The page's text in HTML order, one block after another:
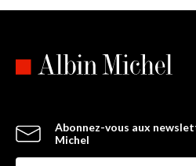
Abonnez-vous aux
Michel